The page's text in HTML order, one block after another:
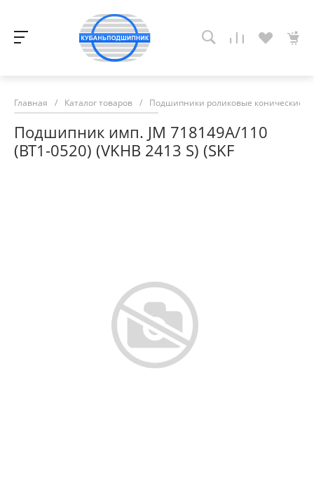
Главная / Каталог товаров / Подшипники роликовые конические
Подшипник имп. JM 718149A/110
(BT1-0520) (VKHB 2413 S) (SKF